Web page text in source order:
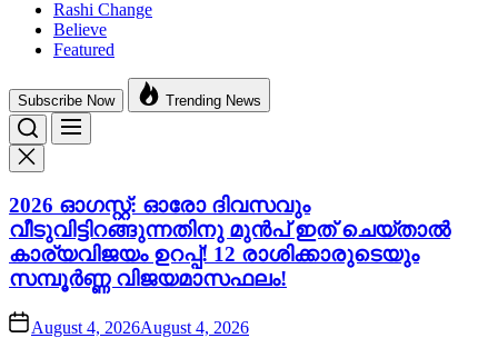
Rashi Change
Believe
Featured
Subscribe Now Trending News
2026 ഓഗസ്റ്റ്: ഓരോ ദിവസവും
വീടുവിട്ടിറങ്ങുന്നതിനു മുൻപ് ഇത് ചെയ്താൽ
കാര്യവിജയം ഉറപ്പ്! 12 രാശിക്കാരുടെയും
സമ്പൂർണ്ണ വിജയമാസഫലം!
August 4, 2026August 4, 2026